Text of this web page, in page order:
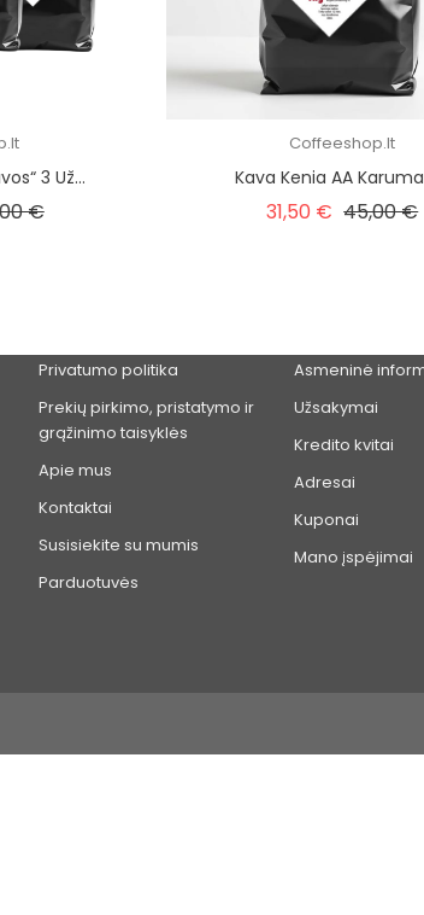
3 Už...
kaina
€Kaina
Coffeeshop.lt
Kava Kenia AA
31,50 € Įprasta
45,00 €
Privatumo politika
Prekių pirkimo, pristatymo ir
grąžinimo taisyklės
Apie mus
Kontaktai
Susisiekite su mumis
Parduotuvės
Asmeninė
Užsakymai
Kredito kvitai
Adresai
Kuponai
Mano įspėjimai